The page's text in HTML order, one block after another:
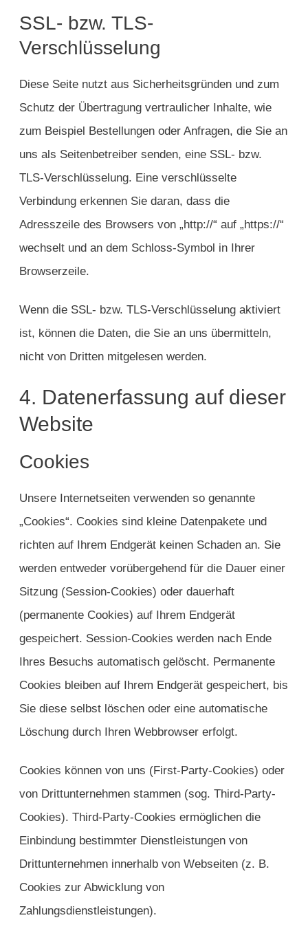
SSL- bzw. TLS-
Verschlüsselung
Diese Seite nutzt aus Sicherheitsgründen und zum
Schutz der Übertragung vertraulicher Inhalte, wie
zum Beispiel Bestellungen oder Anfragen, die Sie an
uns als Seitenbetreiber senden, eine SSL- bzw.
TLS-Verschlüsselung. Eine verschlüsselte
Verbindung erkennen Sie daran, dass die
Adresszeile des Browsers von „http://“ auf „https://“
wechselt und an dem Schloss-Symbol in Ihrer
Browserzeile.
Wenn die SSL- bzw. TLS-Verschlüsselung aktiviert
ist, können die Daten, die Sie an uns übermitteln,
nicht von Dritten mitgelesen werden.
4. Datenerfassung auf dieser
Website
Cookies
Unsere Internetseiten verwenden so genannte
„Cookies“. Cookies sind kleine Datenpakete und
richten auf Ihrem Endgerät keinen Schaden an. Sie
werden entweder vorübergehend für die Dauer einer
Sitzung (Session-Cookies) oder dauerhaft
(permanente Cookies) auf Ihrem Endgerät
gespeichert. Session-Cookies werden nach Ende
Ihres Besuchs automatisch gelöscht. Permanente
Cookies bleiben auf Ihrem Endgerät gespeichert, bis
Sie diese selbst löschen oder eine automatische
Löschung durch Ihren Webbrowser erfolgt.
Cookies können von uns (First-Party-Cookies) oder
von Drittunternehmen stammen (sog. Third-Party-
Cookies). Third-Party-Cookies ermöglichen die
Einbindung bestimmter Dienstleistungen von
Drittunternehmen innerhalb von Webseiten (z. B.
Cookies zur Abwicklung von
Zahlungsdienstleistungen).